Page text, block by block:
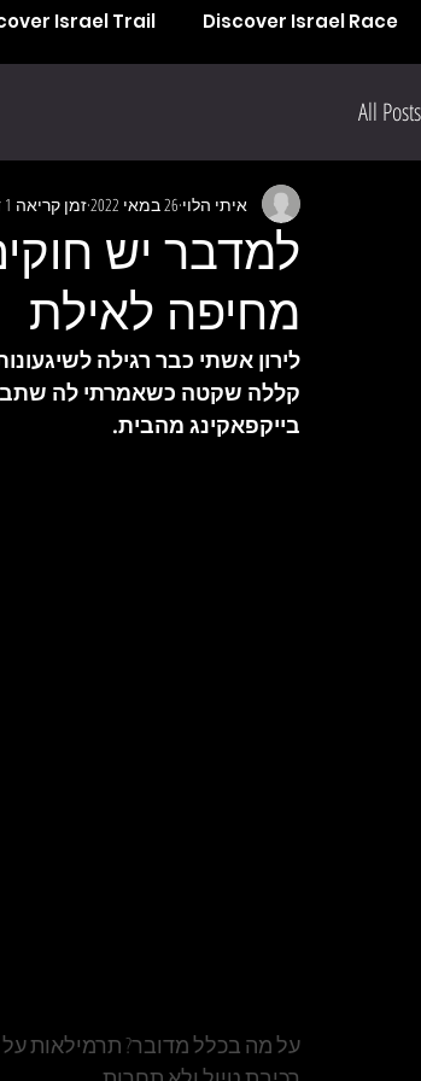
Israel Trail Discover Israel Race
All Posts
למדבר יש
מחיפה לאילת
איתי הלוי 26 במאי 2022 זמן קריאה 1 דקות
לירון אשתי כבר רגילה
קללה שקטה כשאמרתי לה
בייקפאקינג מהבית.
על מה בכלל מדובר? תרמילאות על